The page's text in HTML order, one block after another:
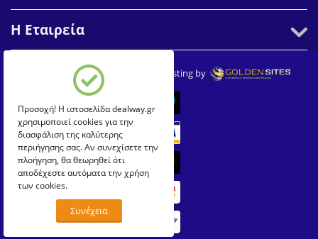
Η Εταιρεία
© 2007-2026 Dealway. Create & Hosting by
Προσοχή! Η ιστοσελίδα dealway.gr
χρησιμοποιεί cookies για την
διασφάλιση της καλύτερης
περιήγησης σας. Αν συνεχίσετε την
πλοήγηση, θα θεωρηθεί ότι
αποδέχεστε αυτόματα την χρήση
των cookies.
Συνέχεια